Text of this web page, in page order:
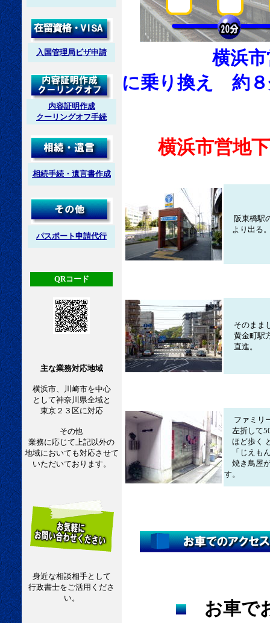
入国管理局ビザ申請
内容証明作成
クーリングオフ手続
相続手続・遺言書作成
パスポート申請代行
QRコード
主な業務対応地域
横浜市、川崎市を中心
として神奈川県全域と
東京２３区に対応
その他
業務に応じて上記以外の
地域においても対応させて
いただいております。
身近な相談相手として
行政書士をご活用くださ
い。
横浜
に乗り換え 約８
横浜市営地
阪東橋駅
より出る
そのまま
黄金町駅
直進。
ファミリ
左折して
ほど歩く
「じえも
焼き鳥屋
す。
お車で